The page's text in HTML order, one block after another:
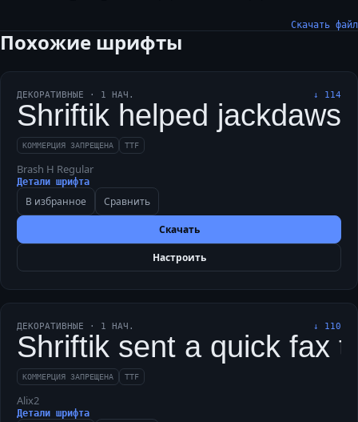
Скачать файл
Похожие шрифты
ДЕКОРАТИВНЫЕ · 1 НАЧ. ↓ 114
Shriftik helped jackdaws
КОММЕРЦИЯ ЗАПРЕЩЕНА TTF
Brash H Regular
Детали шрифта
В избранное Сравнить
Скачать
Настроить
ДЕКОРАТИВНЫЕ · 1 НАЧ. ↓ 110
Shriftik sent a quick fax
КОММЕРЦИЯ ЗАПРЕЩЕНА TTF
Alix2
Детали шрифта